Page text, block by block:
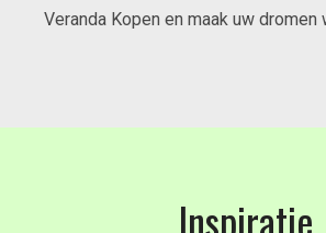
Veranda Kopen en maak uw dromen
Inspiratie